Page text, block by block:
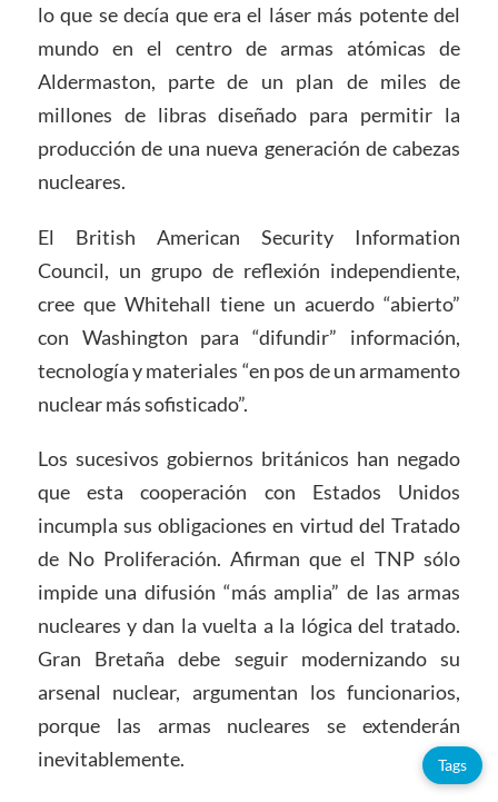
lo que se decía que era el láser más potente del
mundo en el centro de armas atómicas de
Aldermaston, parte de un plan de miles de
millones de libras diseñado para permitir la
producción de una nueva generación de cabezas
nucleares.
El British American Security Information
Council, un grupo de reflexión independiente,
cree que Whitehall tiene un acuerdo “abierto”
con Washington para “difundir” información,
tecnología y materiales “en pos de un armamento
nuclear más sofisticado”.
Los sucesivos gobiernos británicos han negado
que esta cooperación con Estados Unidos
incumpla sus obligaciones en virtud del Tratado
de No Proliferación. Afirman que el TNP sólo
impide una difusión “más amplia” de las armas
nucleares y dan la vuelta a la lógica del tratado.
Gran Bretaña debe seguir modernizando su
arsenal nuclear, argumentan los funcionarios,
porque las armas nucleares se extenderán
inevitablemente.
Tags